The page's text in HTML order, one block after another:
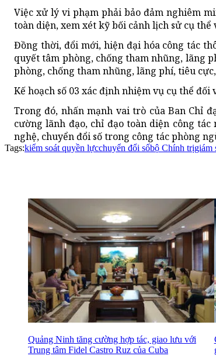
Việc xử lý vi phạm phải bảo đảm nghiêm
toàn diện, xem xét kỹ bối cảnh lịch sử cụ thể
Đồng thời, đổi mới, hiện đại hóa công tác
quyết tâm phòng, chống tham nhũng, lãng
phòng, chống tham nhũng, lãng phí, tiêu
Kế hoạch số 03 xác định nhiệm vụ cụ thể
Trong đó, nhấn mạnh vai trò của Ban Chỉ
cường lãnh đạo, chỉ đạo toàn diện công
nghệ, chuyển đổi số trong công tác phòng
Tags:kiểm soát quyền lựcchuyển đổi sốbộ Chính trịgiám
Quảng Ninh tăng cường hợp tác, giao lưu với
Trung tâm Fidel Castro Ruz của Cuba